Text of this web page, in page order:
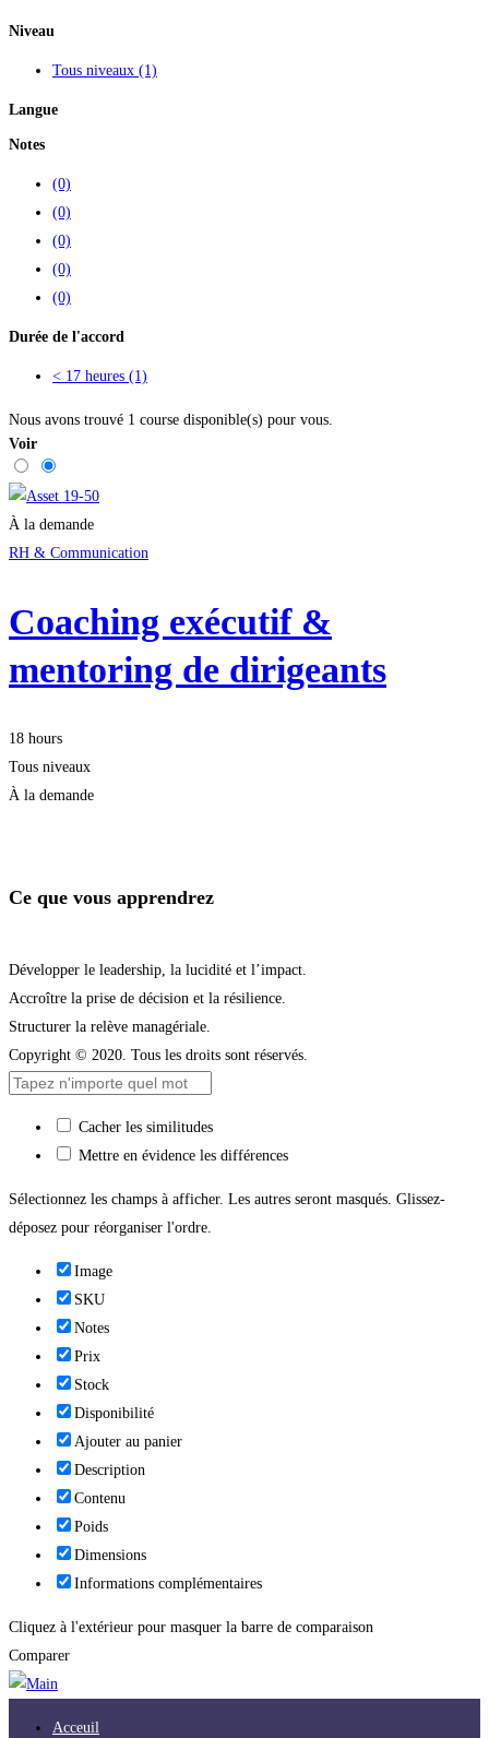
Niveau
Tous niveaux (1)
Langue
Notes
(0)
(0)
(0)
(0)
(0)
Durée de l'accord
< 17 heures (1)
Nous avons trouvé 1 course disponible(s) pour vous.
Voir
À la demande
RH & Communication
Coaching exécutif &
mentoring de dirigeants
18 hours
Tous niveaux
À la demande
Ce que vous apprendrez
Développer le leadership, la lucidité et l’impact.
Accroître la prise de décision et la résilience.
Structurer la relève managériale.
Copyright © 2020. Tous les droits sont réservés.
Cacher les similitudes
Mettre en évidence les différences
Sélectionnez les champs à afficher. Les autres seront masqués. Glissez-
déposez pour réorganiser l'ordre.
Image
SKU
Notes
Prix
Stock
Disponibilité
Ajouter au panier
Description
Contenu
Poids
Dimensions
Informations complémentaires
Cliquez à l'extérieur pour masquer la barre de comparaison
Comparer
Acceuil